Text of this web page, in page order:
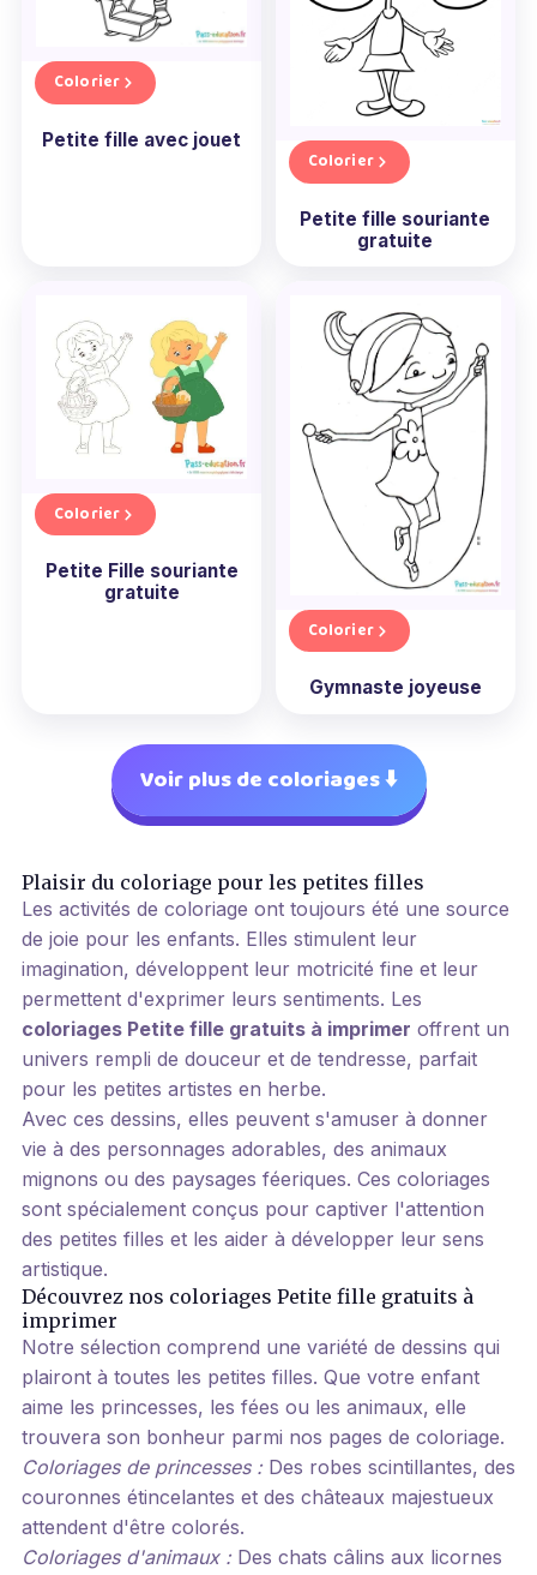
Colorier
Petite fille avec jouet
Colorier
Petite fille souriante
gratuite
Colorier
Petite Fille souriante
gratuite
Colorier
Gymnaste joyeuse
Voir plus de coloriages ⬇️
Plaisir du coloriage pour les petites filles
Les activités de coloriage ont toujours été une source
de joie pour les enfants. Elles stimulent leur
imagination, développent leur motricité fine et leur
permettent d'exprimer leurs sentiments. Les
coloriages Petite fille gratuits à imprimer offrent un
univers rempli de douceur et de tendresse, parfait
pour les petites artistes en herbe.
Avec ces dessins, elles peuvent s'amuser à donner
vie à des personnages adorables, des animaux
mignons ou des paysages féeriques. Ces coloriages
sont spécialement conçus pour captiver l'attention
des petites filles et les aider à développer leur sens
artistique.
Découvrez nos coloriages Petite fille gratuits à
imprimer
Notre sélection comprend une variété de dessins qui
plairont à toutes les petites filles. Que votre enfant
aime les princesses, les fées ou les animaux, elle
trouvera son bonheur parmi nos pages de coloriage.
Coloriages de princesses :Des robes scintillantes, des
couronnes étincelantes et des châteaux majestueux
attendent d'être colorés.
Coloriages d'animaux :Des chats câlins aux licornes